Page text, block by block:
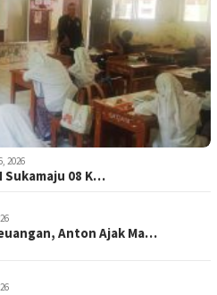
2026
Sukamaju 08 K…
Anton Ajak Ma…